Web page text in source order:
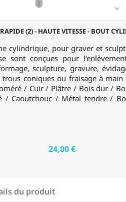
(2) - HAUTE VITESSE - BOUT

cylindrique, pour graver et
sont conçues pour
sculpture, gravure,
coniques ou fraisage à
/ Cuir / Plâtre / Bois dur /
/ Caoutchouc / Métal tendre /
24,00 €
du produit